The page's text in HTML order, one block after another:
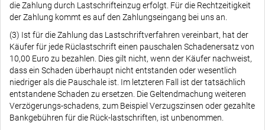
die Zahlung durch Lastschrifteinzug erfolgt. Für die Rechtzeitigkeit
der Zahlung kommt es auf den Zahlungseingang bei uns an.
(3) Ist für die Zahlung das Lastschriftverfahren vereinbart, hat der
Käufer für jede Rüclastschrift einen pauschalen Schadenersatz von
10,00 Euro zu bezahlen. Dies gilt nicht, wenn der Käufer nachweist,
dass ein Schaden überhaupt nicht entstanden oder wesentlich
niedriger als die Pauschale ist. Im letzteren Fall ist der tatsächlich
entstandene Schaden zu ersetzen. Die Geltendmachung weiteren
Verzögerungs-schadens, zum Beispiel Verzugszinsen oder gezahlte
Bankgebühren für die Rück-lastschriften, ist unbenommen.